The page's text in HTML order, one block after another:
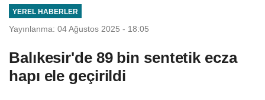
YEREL HABERLER
Yayınlanma: 04 Ağustos 2025 - 18:05
Balıkesir'de 89 bin sentetik ecza
hapı ele geçirildi